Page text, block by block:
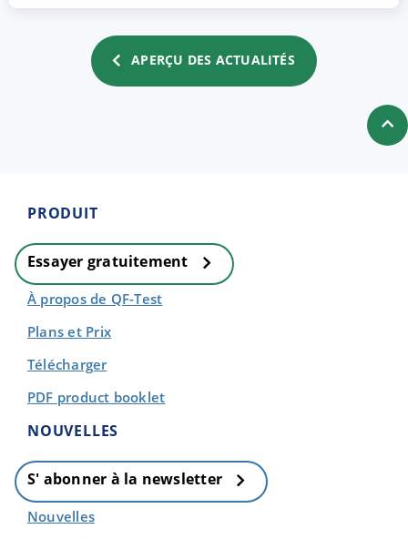
APERÇU DES ACTUALITÉS
PRODUIT
Essayer gratuitement
À propos de QF-Test
Plans et Prix
Télécharger
PDF product booklet
NOUVELLES
S' abonner à la newsletter
Nouvelles